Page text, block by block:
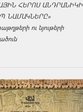
ՀԵՐՈՍ ԱՆԴՐԱՆԻԿԻ
ՆԱՄԱԿՆԵՐԸ»
ու նյութերի